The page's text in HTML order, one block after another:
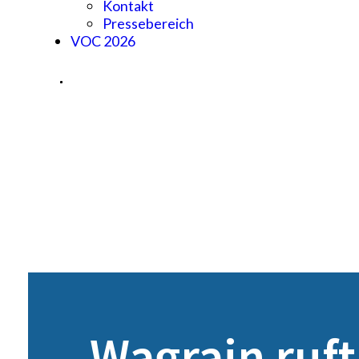
Kontakt
Pressebereich
VOC 2026